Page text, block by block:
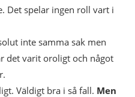
Det spelar ingen roll vart i
inte samma sak men
det varit oroligt och något
Väldigt bra i så fall. Men